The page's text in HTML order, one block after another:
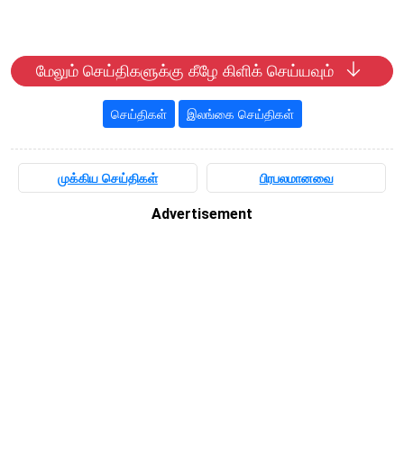
மேலும் செய்திகளுக்கு கீழே கிளிக் செய்யவும்
செய்திகள் இலங்கை செய்திகள்
முக்கிய செய்திகள் பிரபலமானவை
Advertisement